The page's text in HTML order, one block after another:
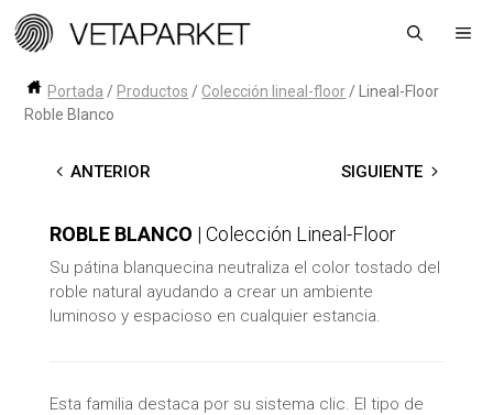
Saltar
contenido
Portada / Productos / Colección lineal-floor /
Lineal-Floor
Roble Blanco
← ANTERIOR SIGUIENTE →
ROBLE BLANCO | Colección Lineal-Floor
Su pátina blanquecina neutraliza el color tostado del
roble natural ayudando a crear un ambiente
luminoso y espacioso en cualquier estancia.
Esta familia destaca por su sistema clic. El tipo de